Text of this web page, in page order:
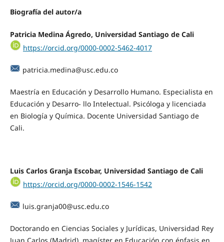
Biografía del autor/a
Patricia Medina Ágredo, Universidad Santiago de Cali
https://orcid.org/0000-0002-5462-4017
patricia.medina@usc.edu.co
Maestría en Educación y Desarrollo Humano. Especialista en
Educación y Desarro- llo Intelectual. Psicóloga y licenciada
en Biología y Química. Docente Universidad Santiago de
Cali.
Luis Carlos Granja Escobar, Universidad Santiago de Cali
https://orcid.org/0000-0002-1546-1542
luis.granja00@usc.edu.co
Doctorando en Ciencias Sociales y Jurídicas, Universidad Rey